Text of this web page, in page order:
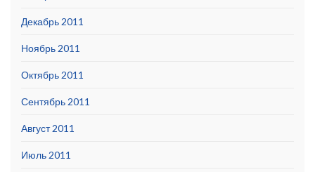
Декабрь 2011
Ноябрь 2011
Октябрь 2011
Сентябрь 2011
Август 2011
Июль 2011